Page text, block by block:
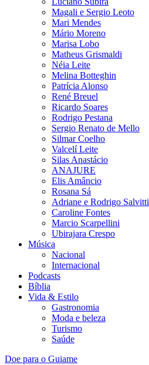
Magali e Sergio Leoto
Mari Mendes
Mário Moreno
Marisa Lobo
Matheus Grismaldi
Néia Leite
Melina Botteghin
Patrícia Alonso
René Breuel
Ricardo Soares
Rodrigo Pestana
Sergio Renato de Mello
Silmar Coelho
Valcelí Leite
Silas Anastácio
ANAJURE
Elis Amâncio
Rosana Sá
Adriane e Rodrigo Salvitti
Caroline Fontes
Marcio Scarpellini
Ubirajara Crespo
Música
Nacional
Internacional
Podcasts
Bíblia
Vida & Estilo
Gastronomia
Moda e beleza
Turismo
Saúde
Doe para o Guiame